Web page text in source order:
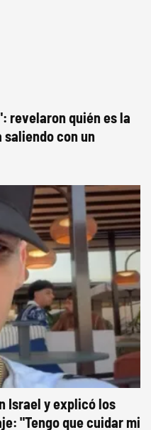
revelaron quién es la
con un
Israel y explicó los
"Tengo que cuidar mi